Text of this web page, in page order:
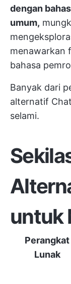
dengan
umum,
menawarkan
bahasa
Banyak dari
alternatif
selami.
untuk
Perangkat
Lunak